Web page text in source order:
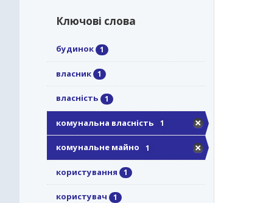
Ключові слова
будинок 1
власник 1
власність 1
комунальна власність 1
комунальне майно 1
користування 1
користувач 1